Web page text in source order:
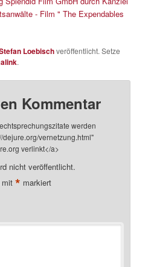
- Film " The Expendables
Loebischveröffentlicht. Setze
.
Kommentar
werden
dejure.org/vernetzung.html"
verlinkt</a>
nicht veröffentlicht.
mit* markiert